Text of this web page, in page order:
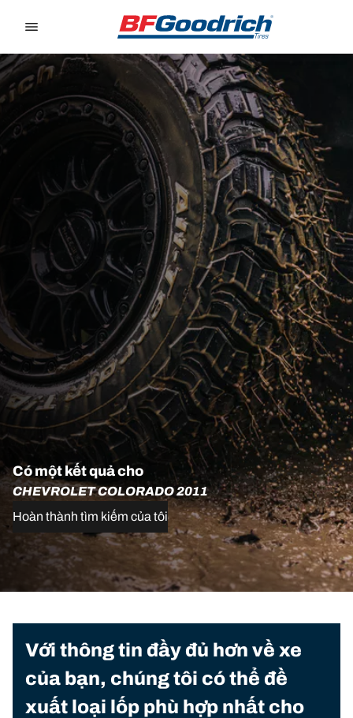
Có một kết quả cho
CHEVROLET COLORADO 2011
Hoàn thành tìm kiếm của tôi
Với thông tin đầy đủ hơn về xe
của bạn, chúng tôi có thể đề
xuất loại lốp phù hợp nhất cho